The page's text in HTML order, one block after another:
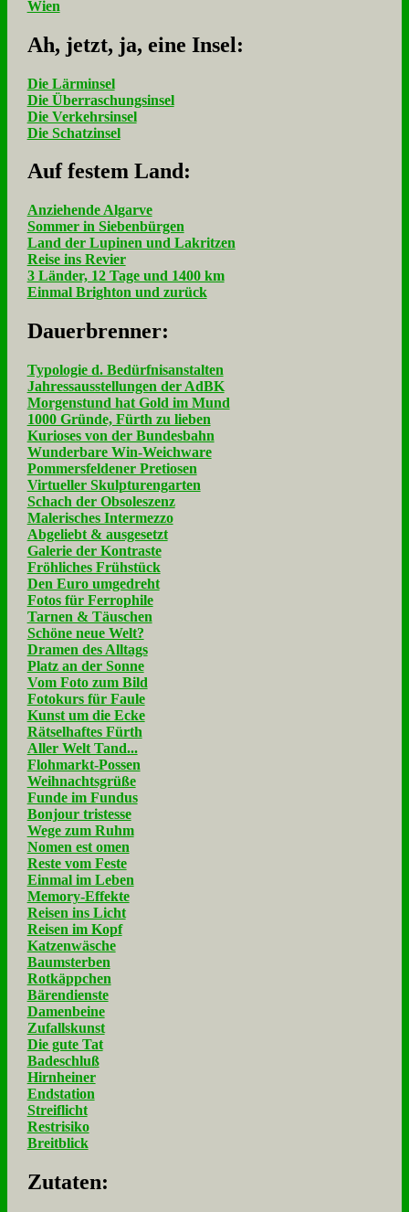
Wien
Ah, jetzt, ja, ei­ne In­sel:
Die Lärminsel
Die Überraschungsinsel
Die Verkehrsinsel
Die Schatzinsel
Auf fe­stem Land:
Anziehende Algarve
Sommer in Siebenbürgen
Land der Lupinen und Lakritzen
Reise ins Revier
3 Länder, 12 Tage und 1400 km
Einmal Brighton und zurück
Dau­er­bren­ner:
Typologie d. Bedürfnisanstalten
Jahressausstellungen der AdBK
Morgenstund hat Gold im Mund
1000 Gründe, Fürth zu lieben
Kurioses von der Bundesbahn
Wunderbare Win-Weichware
Pommersfeldener Pretiosen
Virtueller Skulpturengarten
Schach der Obsoleszenz
Malerisches Intermezzo
Abgeliebt & ausgesetzt
Galerie der Kontraste
Fröhliches Frühstück
Den Euro umgedreht
Fotos für Ferrophile
Tarnen & Täuschen
Schöne neue Welt?
Dramen des Alltags
Platz an der Sonne
Vom Foto zum Bild
Fotokurs für Faule
Kunst um die Ecke
Rätselhaftes Fürth
Aller Welt Tand...
Flohmarkt-Possen
Weihnachtsgrüße
Funde im Fundus
Bonjour tristesse
Wege zum Ruhm
Nomen est omen
Reste vom Feste
Einmal im Leben
Memory-Effekte
Reisen ins Licht
Reisen im Kopf
Katzenwäsche
Baumsterben
Rotkäppchen
Bärendienste
Damenbeine
Zufallskunst
Die gute Tat
Badeschluß
Hirnheiner
Endstation
Streiflicht
Restrisiko
Breitblick
Zu­ta­ten: